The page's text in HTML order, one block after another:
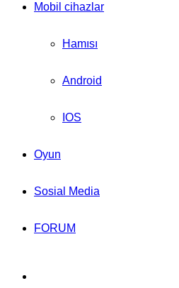
Mobil cihazlar
Hamısı
Android
IOS
Oyun
Sosial Media
FORUM